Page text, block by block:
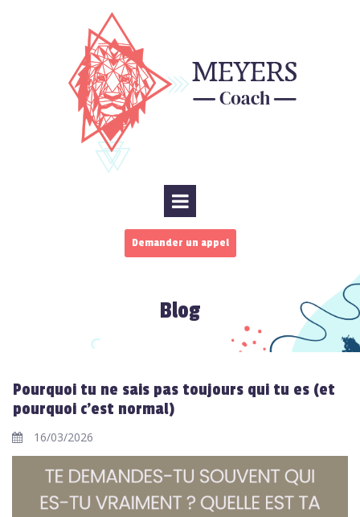
Demander un appel
Blog
Pourquoi tu ne sais pas toujours qui tu es (et
pourquoi c’est normal)
16/03/2026